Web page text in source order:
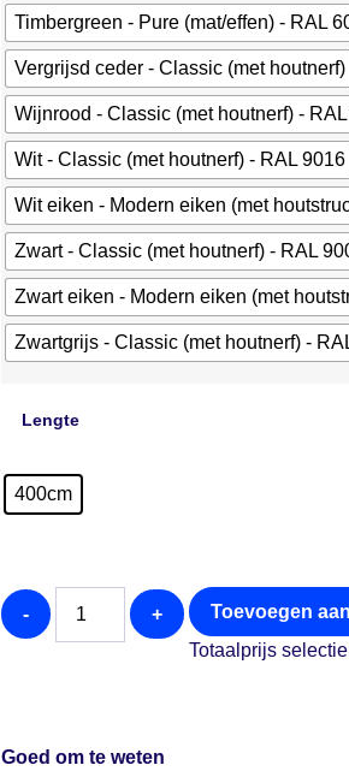
Timbergreen - Pure (mat/effen) - RAL
Vergrijsd ceder - Classic (met houtnerf)
Wijnrood - Classic (met houtnerf) -
Wit - Classic (met houtnerf) - RAL 9016
Wit eiken - Modern eiken (met
Zwart - Classic (met houtnerf) - RAL
Zwart eiken - Modern eiken (met
Zwartgrijs - Classic (met houtnerf) -
Lengte
400cm
- +
Toevoegen
Totaalprijs
Goed om te weten